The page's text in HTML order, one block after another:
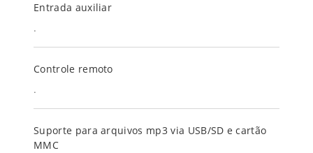
Entrada auxiliar
.
Controle remoto
.
Suporte para arquivos mp3 via USB/SD e cartão
MMC